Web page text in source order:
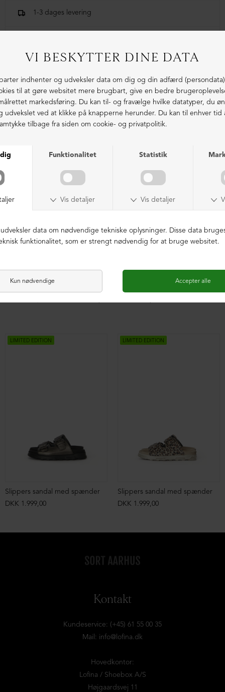
1-3 dages levering
LIGNENDE PRODUKTER
LIMITED EDITION
Slippers sandal med spænder
DKK 1.999,00
LIMITED EDITION
Slippers sandal med spænder
DKK 1.999,00
Kontakt
Kundeservice: (+45) 61 55 00 35
Mail: info@lofina.dk
Hovedkontor:
Lofina / Shoebox A/S
Højgaardsvej 11